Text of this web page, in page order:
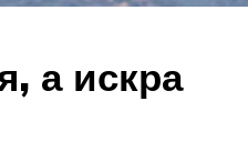
а искра